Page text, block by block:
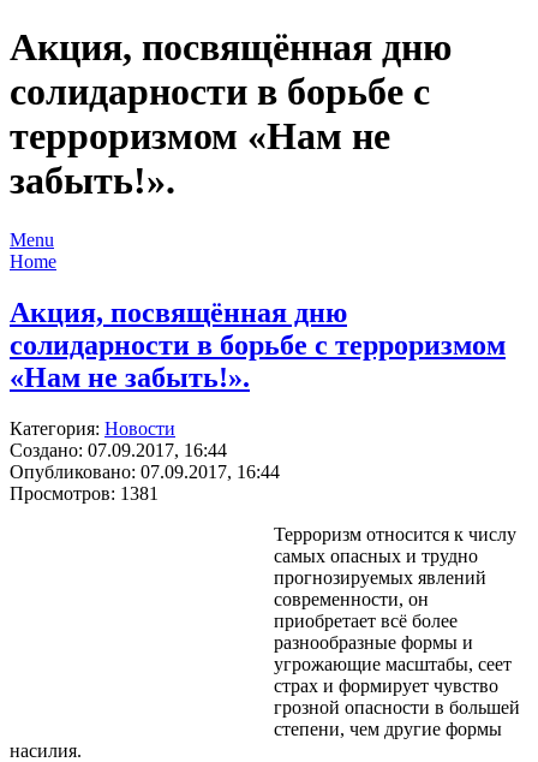
Акция, посвящённая дню
солидарности в борьбе с
терроризмом «Нам не
забыть!».
Menu
Home
Акция, посвящённая дню
солидарности в борьбе с терроризмом
«Нам не забыть!».
Категория: Новости
Создано: 07.09.2017, 16:44
Опубликовано: 07.09.2017, 16:44
Просмотров: 1381
Терроризм относится к числу
самых опасных и трудно
прогнозируемых явлений
современности, он
приобретает всё более
разнообразные формы и
угрожающие масштабы, сеет
страх и формирует чувство
грозной опасности в большей
степени, чем другие формы
насилия.